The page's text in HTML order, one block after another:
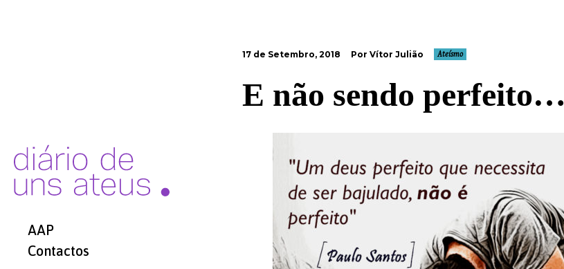
AAP
Contactos
17 de Setembro, 2018 Por Vítor Julião Ateísmo
E não sendo perfeito…